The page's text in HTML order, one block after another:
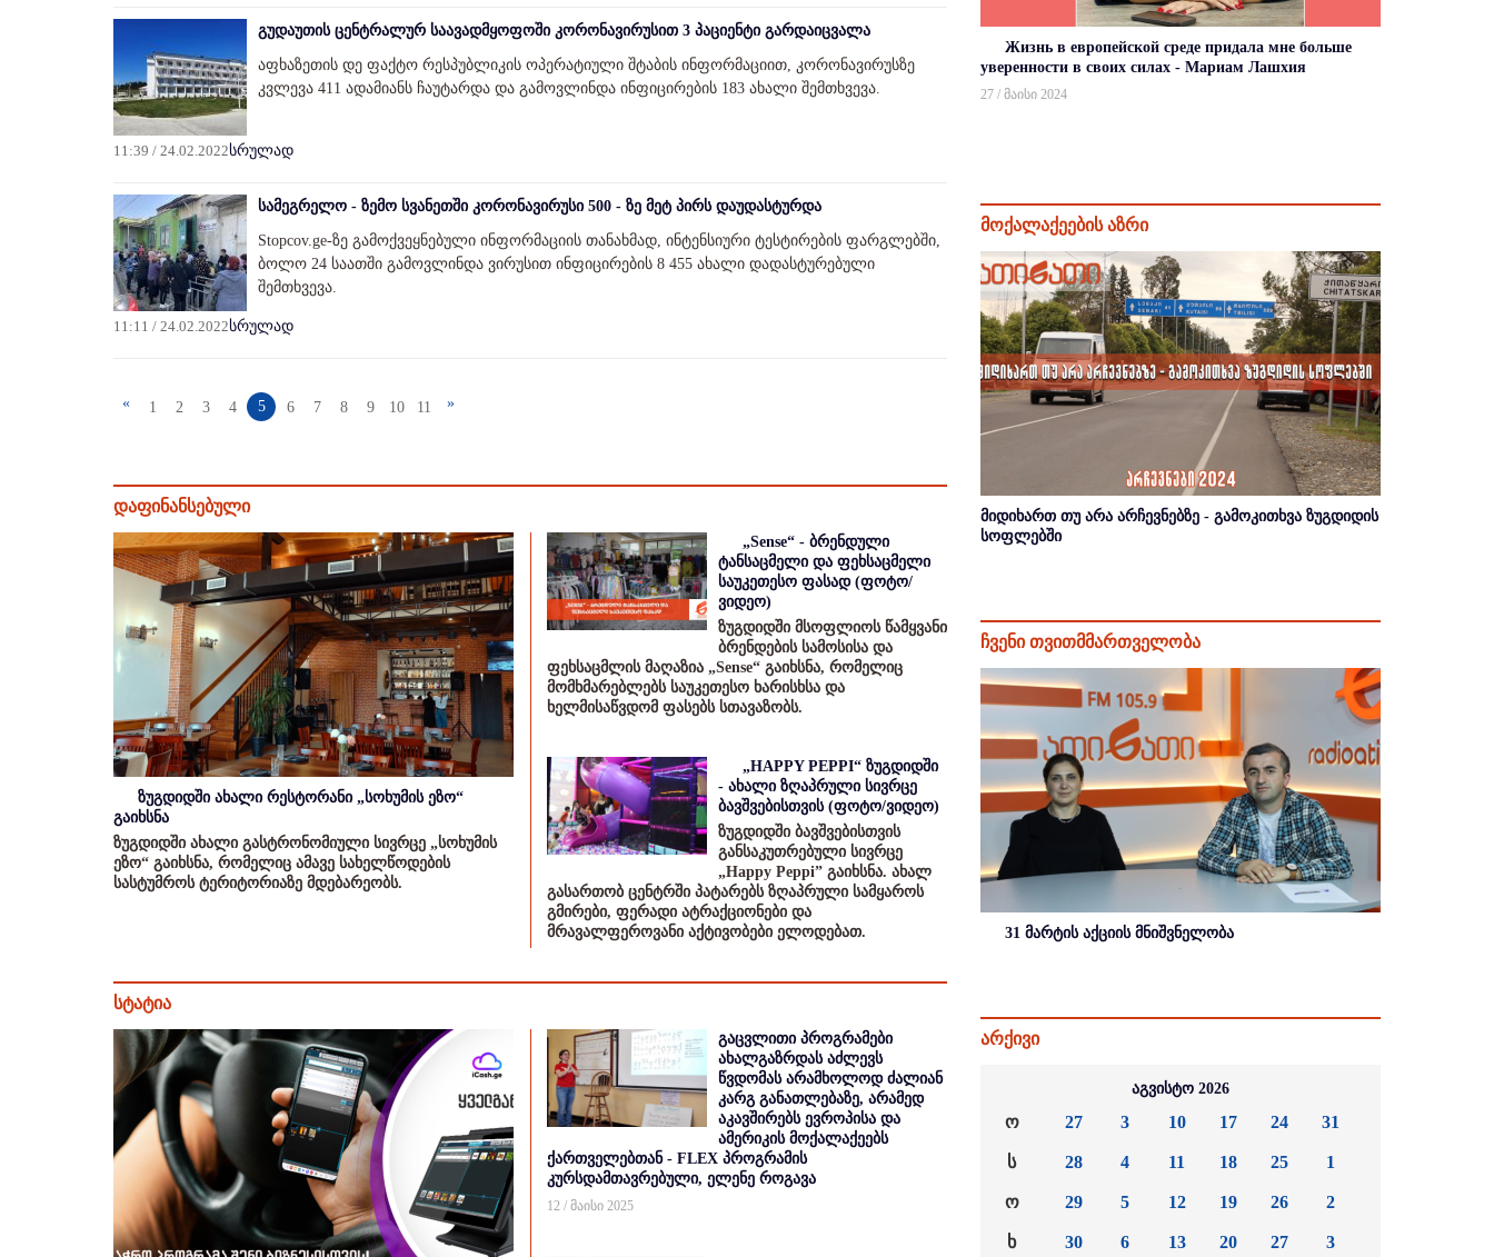
გუდაუთის ცენტრალურ საავადმყოფოში კორონავირუსით 3 პაციენტი გარდაიცვალა
აფხაზეთის დე ფაქტო რესპუბლიკის ოპერატიული შტაბის ინფორმაციით, კორონავირუსზე
კვლევა 411 ადამიანს ჩაუტარდა და გამოვლინდა ინფიცირების 183 ახალი შემთხვევა.
11:39 / 24.02.2022სრულად
სამეგრელო - ზემო სვანეთში კორონავირუსი 500 - ზე მეტ პირს დაუდასტურდა
Stopcov.ge-ზე გამოქვეყნებული ინფორმაციის თანახმად, ინტენსიური ტესტირების ფარგლებში,
ბოლო 24 საათში გამოვლინდა ვირუსით ინფიცირების 8 455 ახალი დადასტურებული
შემთხვევა.
11:11 / 24.02.2022სრულად
« 1 2 3 4 5 6 7 8 9 10 11 »
დაფინანსებული
ზუგდიდში ახალი რესტორანი „სოხუმის ეზო“
გაიხსნა
ზუგდიდში ახალი გასტრონომიული სივრცე „სოხუმის
ეზო“ გაიხსნა, რომელიც ამავე სახელწოდების
სასტუმროს ტერიტორიაზე მდებარეობს.
„Sense“ - ბრენდული
ტანსაცმელი და ფეხსაცმელი
საუკეთესო ფასად (ფოტო/
ვიდეო)
ზუგდიდში მსოფლიოს წამყვანი
ბრენდების სამოსისა და
ფეხსაცმლის მაღაზია „Sense“ გაიხსნა, რომელიც
მომხმარებლებს საუკეთესო ხარისხსა და
ხელმისაწვდომ ფასებს სთავაზობს.
„HAPPY PEPPI“ ზუგდიდში
- ახალი ზღაპრული სივრცე
ბავშვებისთვის (ფოტო/ვიდეო)
ზუგდიდში ბავშვებისთვის
განსაკუთრებული სივრცე
„Happy Peppi” გაიხსნა. ახალ
გასართობ ცენტრში პატარებს ზღაპრული სამყაროს
გმირები, ფერადი ატრაქციონები და
მრავალფეროვანი აქტივობები ელოდებათ.
სტატია
გაცვლითი პროგრამები
ახალგაზრდას აძლევს
წვდომას არამხოლოდ ძალიან
კარგ განათლებაზე, არამედ
აკავშირებს ევროპისა და
ამერიკის მოქალაქეებს
ქართველებთან - FLEX პროგრამის
კურსდამთავრებული, ელენე როგავა
12 / მაისი 2025
Жизнь в европейской среде придала мне больше
уверенности в своих силах - Мариам Лашхия
27 / მაისი 2024
მოქალაქეების აზრი
მიდიხართ თუ არა არჩევნებზე - გამოკითხვა ზუგდიდის
სოფლებში
ჩვენი თვითმმართველობა
31 მარტის აქციის მნიშვნელობა
არქივი
აგვისტო 2026
ო
ს
ო
ხ
27
28
29
30
3
4
5
6
10
11
12
13
17
18
19
20
24
25
26
27
31
1
2
3